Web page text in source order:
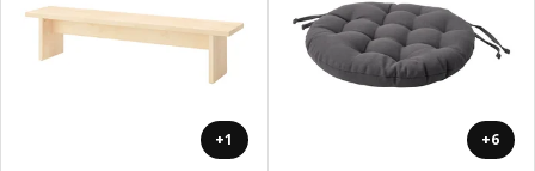
+1 +6